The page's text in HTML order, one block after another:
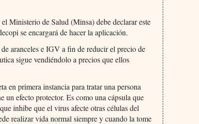
Ministerio de Salud (Minsa) debe declarar este
se encargará de hacer la aplicación.
aranceles e IGV a fin de reducir el precio de
sigue vendiéndolo a precios que ellos
en primera instancia para tratar una persona
efecto protector. Es como una cápsula que
inhibe que el virus afecte otras células del
realizar vida normal siempre y cuando la tome